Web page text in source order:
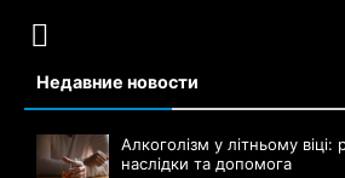
Недавние новости
Алкоголізм у літньому віці:
наслідки та допомога